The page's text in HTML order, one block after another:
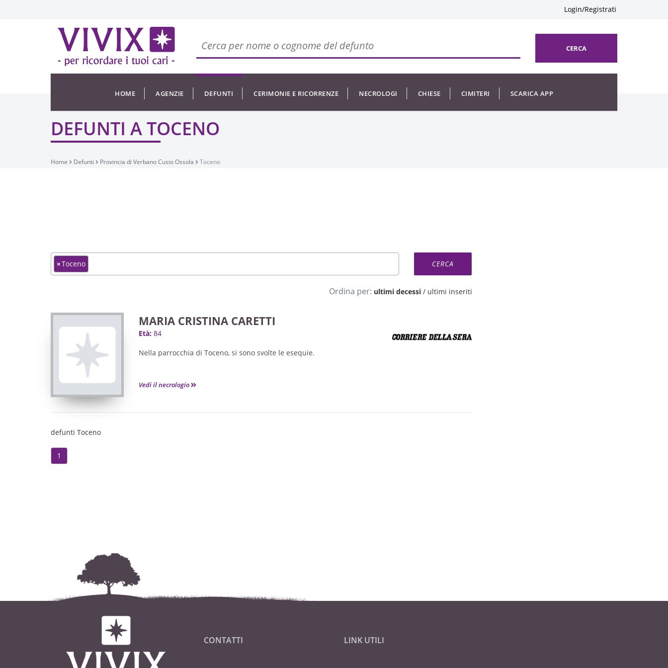
Login/Registrati
CERCA
HOME AGENZIE DEFUNTI CERIMONIE E RICORRENZE NECROLOGI CHIESE CIMITERI SCARICA APP
DEFUNTI A TOCENO
Home Defunti Provincia di Verbano Cusio Ossola Toceno
×Toceno
Ordina per: ultimi decessi/ ultimi inseriti
MARIA CRISTINA CARETTI
Età: 84
Nella parrocchia di Toceno, si sono svolte le esequie.
Vedi il necrologio
defunti Toceno
1
CONTATTI LINK UTILI